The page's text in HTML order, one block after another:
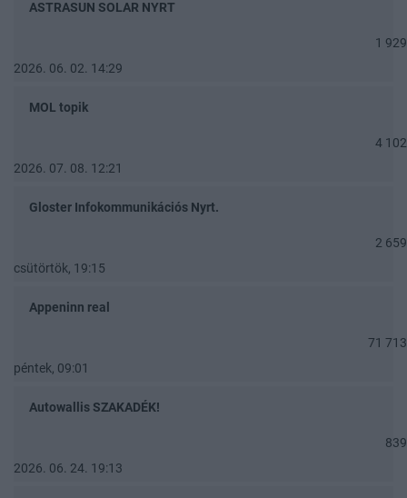
ASTRASUN SOLAR NYRT
1 929
2026. 06. 02. 14:29
MOL topik
4 102
2026. 07. 08. 12:21
Gloster Infokommunikációs Nyrt.
2 659
csütörtök, 19:15
Appeninn real
71 713
péntek, 09:01
Autowallis SZAKADÉK!
839
2026. 06. 24. 19:13